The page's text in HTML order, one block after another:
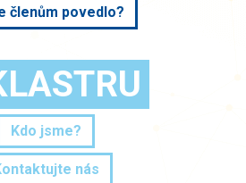
členům povedlo?
Kdo jsme?
nás